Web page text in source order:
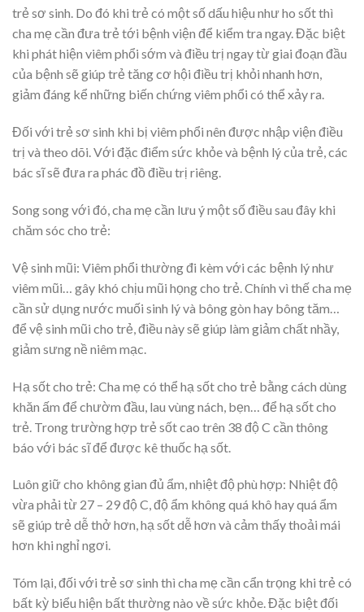
trẻ sơ sinh. Do đó khi trẻ có một số dấu hiệu như ho sốt thì
cha mẹ cần đưa trẻ tới bệnh viện để kiểm tra ngay. Đặc biệt
khi phát hiện viêm phổi sớm và điều trị ngay từ giai đoạn đầu
của bệnh sẽ giúp trẻ tăng cơ hội điều trị khỏi nhanh hơn,
giảm đáng kể những biến chứng viêm phổi có thể xảy ra.
Đối với trẻ sơ sinh khi bị viêm phổi nên được nhập viện điều
trị và theo dõi. Với đặc điểm sức khỏe và bệnh lý của trẻ, các
bác sĩ sẽ đưa ra phác đồ điều trị riêng.
Song song với đó, cha mẹ cần lưu ý một số điều sau đây khi
chăm sóc cho trẻ:
Vệ sinh mũi: Viêm phổi thường đi kèm với các bệnh lý như
viêm mũi… gây khó chịu mũi họng cho trẻ. Chính vì thế cha mẹ
cần sử dụng nước muối sinh lý và bông gòn hay bông tăm…
để vệ sinh mũi cho trẻ, điều này sẽ giúp làm giảm chất nhầy,
giảm sưng nề niêm mạc.
Hạ sốt cho trẻ: Cha mẹ có thể hạ sốt cho trẻ bằng cách dùng
khăn ấm để chườm đầu, lau vùng nách, bẹn… để hạ sốt cho
trẻ. Trong trường hợp trẻ sốt cao trên 38 độ C cần thông
báo với bác sĩ để được kê thuốc hạ sốt.
Luôn giữ cho không gian đủ ẩm, nhiệt độ phù hợp: Nhiệt độ
vừa phải từ 27 – 29 độ C, độ ẩm không quá khô hay quá ẩm
sẽ giúp trẻ dễ thở hơn, hạ sốt dễ hơn và cảm thấy thoải mái
hơn khi nghỉ ngơi.
Tóm lại, đối với trẻ sơ sinh thì cha mẹ cần cẩn trọng khi trẻ có
bất kỳ biểu hiện bất thường nào về sức khỏe. Đặc biệt đối